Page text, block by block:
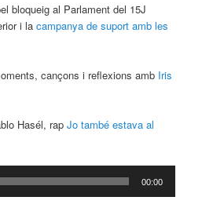
bloqueig al Parlament del 15J
i lacampanya de suport amb les
cançons i reflexions amb Iris
Hasél, rapJo també estava al
00:00